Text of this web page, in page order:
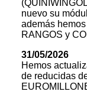
nuevo su
además
RANGOS y
31/05/2026
Hemos
de reducidas